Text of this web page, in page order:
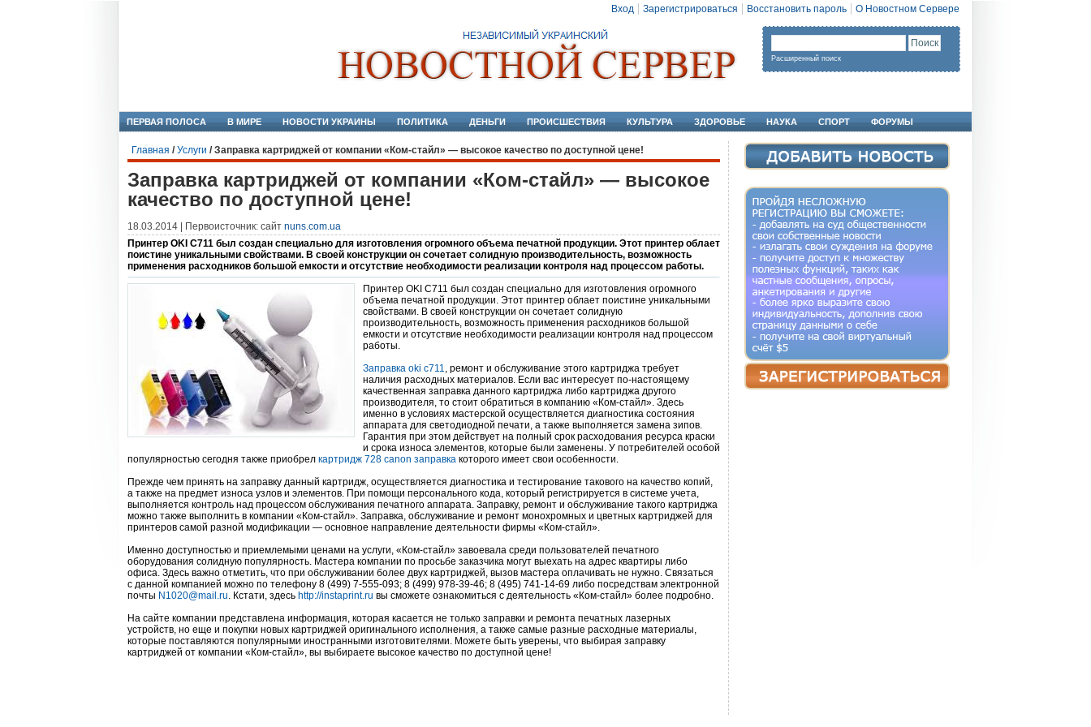
Вход Зарегистрироваться Восстановить пароль О Новостном Сервере
Расширенный поиск
ПЕРВАЯ ПОЛОСА В МИРЕ НОВОСТИ УКРАИНЫ ПОЛИТИКА ДЕНЬГИ ПРОИСШЕСТВИЯ КУЛЬТУРА ЗДОРОВЬЕ НАУКА СПОРТ ФОРУМЫ
Главная /Услуги /Заправка картриджей от компании «Ком-стайл» — высокое качество по доступной цене!
Заправка картриджей от компании «Ком-стайл» — высокое
качество по доступной цене!
18.03.2014 | Первоисточник: сайт nuns.com.ua
Принтер OKI C711 был создан специально для изготовления огромного объема печатной продукции. Этот принтер облает
поистине уникальными свойствами. В своей конструкции он сочетает солидную производительность, возможность
применения расходников большой емкости и отсутствие необходимости реализации контроля над процессом работы.
Принтер OKI C711 был создан специально для изготовления огромного
объема печатной продукции. Этот принтер облает поистине уникальными
свойствами. В своей конструкции он сочетает солидную
производительность, возможность применения расходников большой
емкости и отсутствие необходимости реализации контроля над процессом
работы.
Заправка oki c711, ремонт и обслуживание этого картриджа требует
наличия расходных материалов. Если вас интересует по-настоящему
качественная заправка данного картриджа либо картриджа другого
производителя, то стоит обратиться в компанию «Ком-стайл». Здесь
именно в условиях мастерской осуществляется диагностика состояния
аппарата для светодиодной печати, а также выполняется замена зипов.
Гарантия при этом действует на полный срок расходования ресурса краски
и срока износа элементов, которые были заменены. У потребителей особой
популярностью сегодня также приобрел картридж 728 canon заправка которого имеет свои особенности.
Прежде чем принять на заправку данный картридж, осуществляется диагностика и тестирование такового на качество копий,
а также на предмет износа узлов и элементов. При помощи персонального кода, который регистрируется в системе учета,
выполняется контроль над процессом обслуживания печатного аппарата. Заправку, ремонт и обслуживание такого картриджа
можно также выполнить в компании «Ком-стайл». Заправка, обслуживание и ремонт монохромных и цветных картриджей для
принтеров самой разной модификации — основное направление деятельности фирмы «Ком-стайл».
Именно доступностью и приемлемыми ценами на услуги, «Ком-стайл» завоевала среди пользователей печатного
оборудования солидную популярность. Мастера компании по просьбе заказчика могут выехать на адрес квартиры либо
офиса. Здесь важно отметить, что при обслуживании более двух картриджей, вызов мастера оплачивать не нужно. Связаться
с данной компанией можно по телефону 8 (499) 7-555-093; 8 (499) 978-39-46; 8 (495) 741-14-69 либо посредствам электронной
почты N1020@mail.ru. Кстати, здесь http://instaprint.ru вы сможете ознакомиться с деятельность «Ком-стайл» более подробно.
На сайте компании представлена информация, которая касается не только заправки и ремонта печатных лазерных
устройств, но еще и покупки новых картриджей оригинального исполнения, а также самые разные расходные материалы,
которые поставляются популярными иностранными изготовителями. Можете быть уверены, что выбирая заправку
картриджей от компании «Ком-стайл», вы выбираете высокое качество по доступной цене!